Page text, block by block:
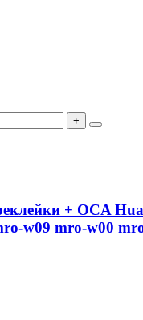
+
+ OCA
w09 mro-w00